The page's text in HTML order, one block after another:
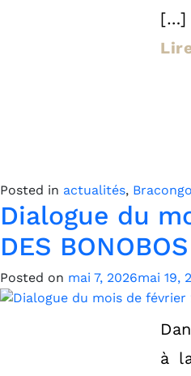
[…]
Posted in actualités, Bracongo
Dialogue du
DES BONOBOS
Posted on mai 7, 2026mai 19,
à